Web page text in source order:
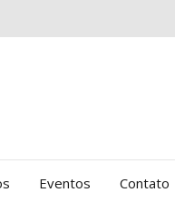
Eventos Contato